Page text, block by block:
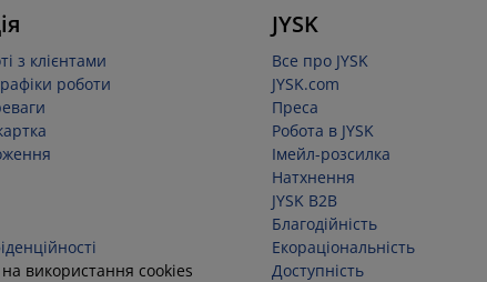
з клієнтами
роботи
використання cookies
JYSK
Все про JYSK
JYSK.com
Преса
Робота в JYSK
Імейл-розсилка
Натхнення
JYSK B2B
Благодійність
Екораціональність
Доступність